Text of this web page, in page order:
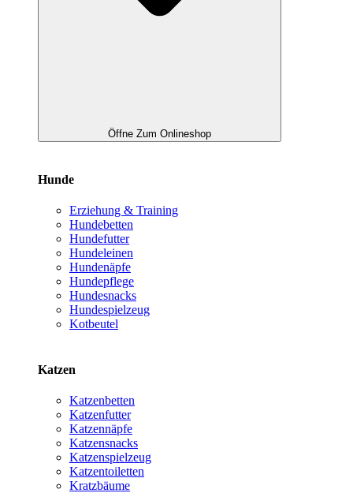
Öffne Zum Onlineshop
Hunde
Erziehung & Training
Hundebetten
Hundefutter
Hundeleinen
Hundenäpfe
Hundepflege
Hundesnacks
Hundespielzeug
Kotbeutel
Katzen
Katzenbetten
Katzenfutter
Katzennäpfe
Katzensnacks
Katzenspielzeug
Katzentoiletten
Kratzbäume